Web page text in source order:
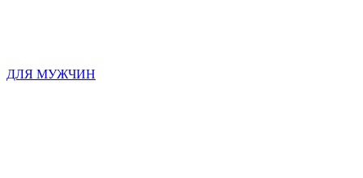
ДЛЯ МУЖЧИН